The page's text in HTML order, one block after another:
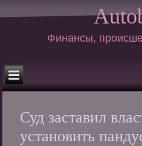
Финансы,
Суд заставил
установить